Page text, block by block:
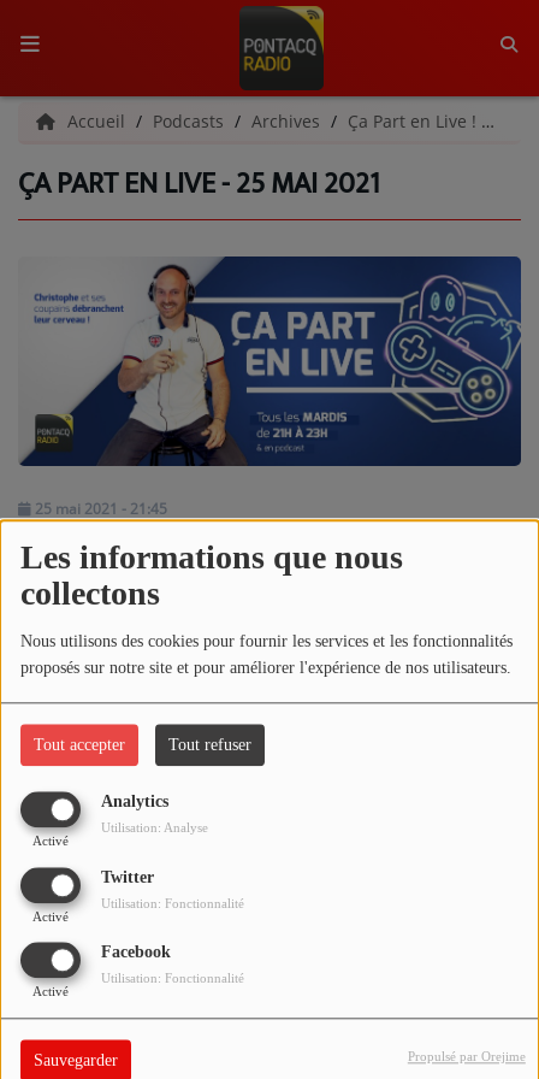
Les informations que nous
collectons
Nous utilisons des cookies pour fournir les services et les fonctionnalités
proposés sur notre site et pour améliorer l'expérience de nos utilisateurs.
Tout accepter Tout refuser
Analytics
Activé
Utilisation: Analyse
Twitter
Activé
Utilisation: Fonctionnalité
Facebook
Activé
Utilisation: Fonctionnalité
Sauvegarder Propulsé par Orejime
ACCUEIL
RADIO
L'ÉQUIPE
GRILLE DES PROGRAMMES
C'ÉTAIT QUOI CE TITRE ?
MÉDIAS
PODCASTS - SAISON 2026/2027
NOS PROGRAMMES COURTS
ARCHIVES - SAISONS PASSÉES
VOS ÉMISSIONS EN IMAGES
ANNONCEURS & ESPACE PRO
VOTRE PUBLICITÉ SUR PONTACQ RADIO
LOCATION DE STUDIOS
ÉDUCATION AUX MÉDIAS ET À
L'INFORMATION
EN QUOI ÇA CONSISTE ?
ÉCOUTEZ LES PRODUCTIONS
Accueil Podcasts Archives Ça Part en Live ! | Archives
ÇA PART EN LIVE - 25 MAI 2021
25 mai 2021 - 21:45
Écouter le podcast
Télécharger le podcast